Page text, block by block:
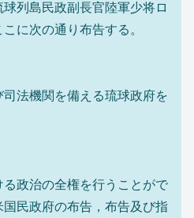
列島民政副長官陸軍少将ロ
に次の通り布告する。
法機関を備える琉球政府を
政治の全権を行うことがで
民政府の布告，布告及び指